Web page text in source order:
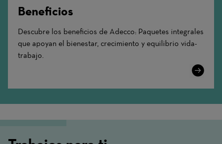
Beneficios
Descubre los beneficios de Adecco: Paquetes integrales
que apoyan el bienestar, crecimiento y equilibrio vida-
trabajo.
Learn